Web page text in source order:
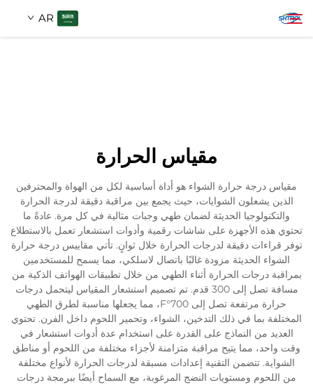
AR
مقياس الحرارة
مقياس درجة حرارة الشواء هو أداة أساسية لكل من الهواة والمحترفين
الذين يشعلون الشوايات، حيث يجمع بين مراقبة دقيقة لدرجة الحرارة
والتكنولوجيا الحديثة لضمان طهي وجبات مثالية في كل مرة. عادةً ما
تحتوي هذه الأجهزة على شاشات رقمية وأدوات استشعار تعمل بالاستطلاع
توفر قراءات دقيقة لدرجات الحرارة خلال ثوانٍ. تأتي مقاييس درجة حرارة
الشواء الحديثة مزودة غالبًا باتصال لاسلكي، مما يسمح للمستخدمين
بمراقبة درجات الحرارة أثناء الطهي من خلال تطبيقات الهواتف الذكية من
مسافة تصل إلى 300 قدم. تم تصميم استشعار المقياس ليتحمل درجات
حرارة مرتفعة تصل إلى 700°F، مما يجعلها مناسبة لطرق الطهي
المختلفة بما في ذلك التدخين، الشواء، وتحمير اللحوم داخل الفرن. تحتوي
العديد من النماذج على القدرة على استخدام عدة أدوات استشعار في
وقت واحد، مما يتيح مراقبة متزامنة لأجزاء مختلفة من اللحوم أو مناطق
الشواية. تتضمن التقنية إعدادات مسبقة لدرجات الحرارة لأنواع مختلفة
من اللحوم ومستويات النضج المرغوبة، مع السماح أيضًا ببرمجة درجات